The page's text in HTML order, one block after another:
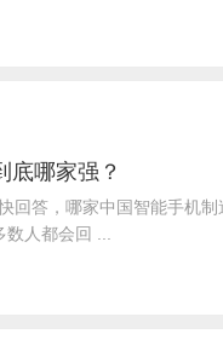
底哪家强？
回答，哪家中国智能手机
人都会回 ...